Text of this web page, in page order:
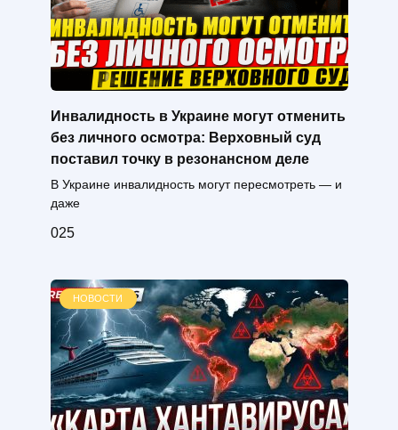
Инвалидность в Украине могут отменить
без личного осмотра: Верховный суд
поставил точку в резонансном деле
В Украине инвалидность могут пересмотреть — и
даже
025
НОВОСТИ